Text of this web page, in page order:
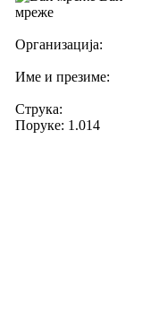
мреже
Организација:
Име и презиме:
Струка:
Поруке: 1.014